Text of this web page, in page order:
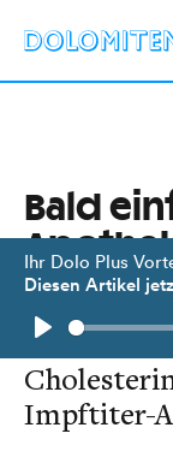
Ihr Dolo Plus
Diesen Artikel
Play
Bald
Impftiter-